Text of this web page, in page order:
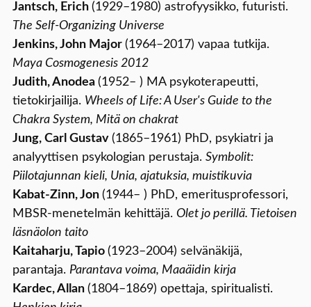
Jantsch, Erich (1929–1980) astrofyysikko, futuristi.
The Self-Organizing Universe
Jenkins, John Major (1964–2017) vapaa tutkija.
Maya Cosmogenesis 2012
Judith, Anodea (1952– ) MA psykoterapeutti,
tietokirjailija. Wheels of Life: A User's Guide to the
Chakra System, Mitä on chakrat
Jung, Carl Gustav (1865–1961) PhD, psykiatri ja
analyyttisen psykologian perustaja. Symbolit:
Piilotajunnan kieli, Unia, ajatuksia, muistikuvia
Kabat-Zinn, Jon (1944– ) PhD, emeritusprofessori,
MBSR-menetelmän kehittäjä. Olet jo perillä. Tietoisen
läsnäolon taito
Kaitaharju, Tapio (1923–2004) selvänäkijä,
parantaja. Parantava voima, Maaäidin kirja
Kardec, Allan (1804–1869) opettaja, spiritualisti.